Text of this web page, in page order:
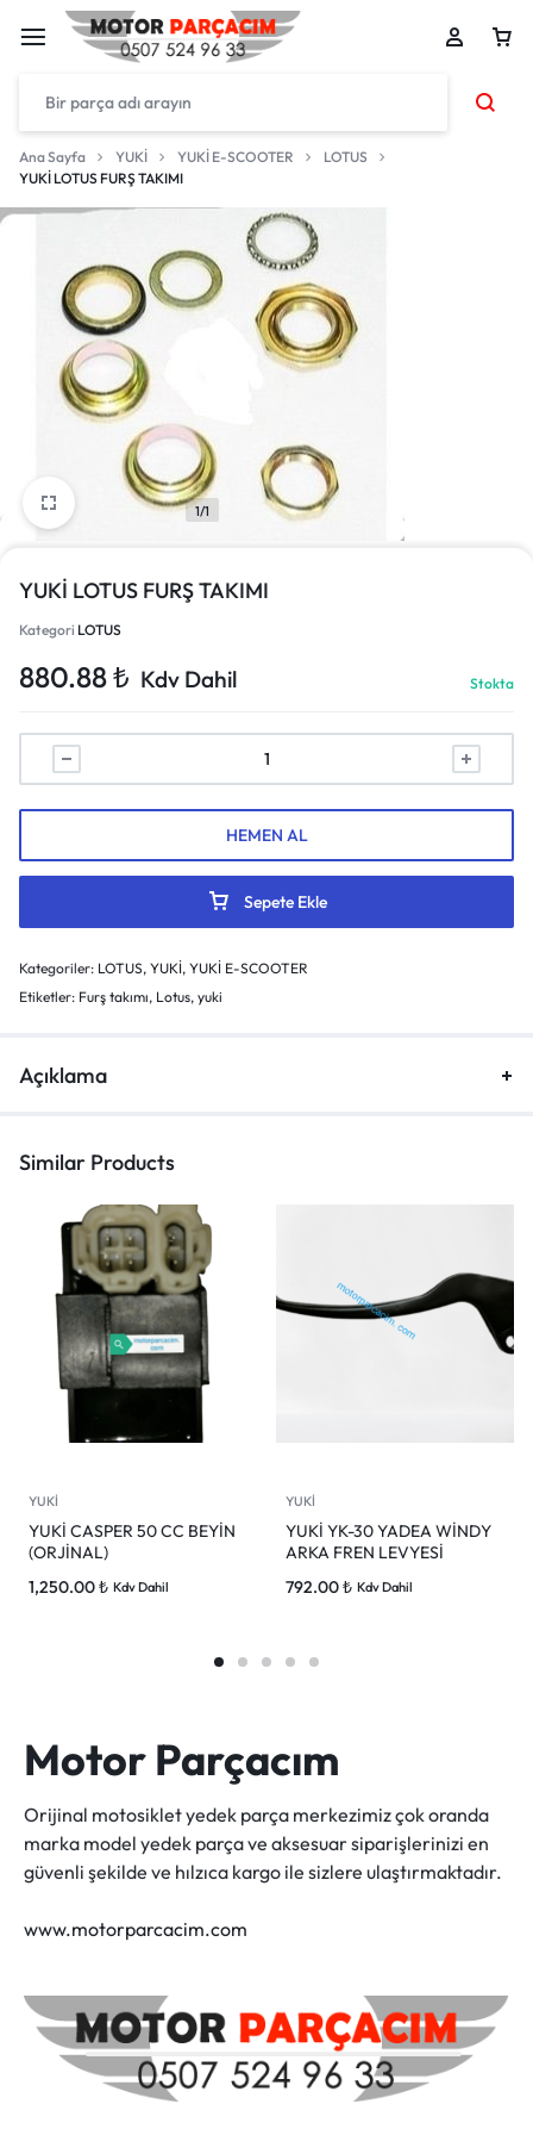
Ana Sayfa YUKİ YUKİ E-SCOOTER
LOTUS
YUKİ LOTUS FURŞ TAKIMI
1/1
YUKİ LOTUS FURŞ TAKIMI
Kategori LOTUS
880.88₺ Kdv Dahil Stokta
Sepete Ekle
HEMEN AL
Kategoriler: LOTUS, YUKİ, YUKİ E-SCOOTER
Etiketler: Furş takımı, Lotus, yuki
Açıklama
Similar Products
YUKİ
YUKİ CASPER 50 CC BEYİN
(ORJİNAL)
1,250.00₺ Kdv Dahil
YUKİ
YUKİ YK-30 YADEA WİNDY
ARKA FREN LEVYESİ
792.00₺ Kdv Dahil
Motor Parçacım
Orijinal motosiklet yedek parça merkezimiz çok oranda
marka model yedek parça ve aksesuar siparişlerinizi en
güvenli şekilde ve hılzıca kargo ile sizlere ulaştırmaktadır.
www.motorparcacim.com